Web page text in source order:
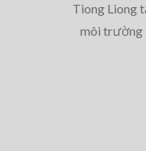
Tiong Liong
môi trường